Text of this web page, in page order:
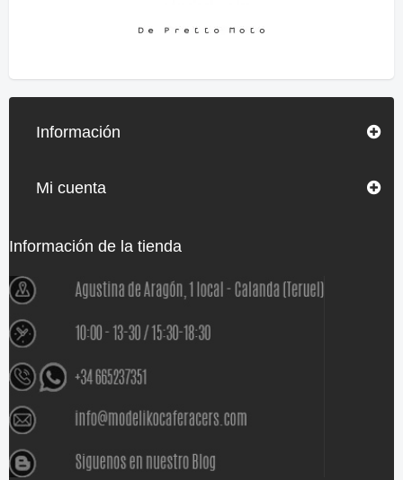
Información
Mi cuenta
Información de la tienda